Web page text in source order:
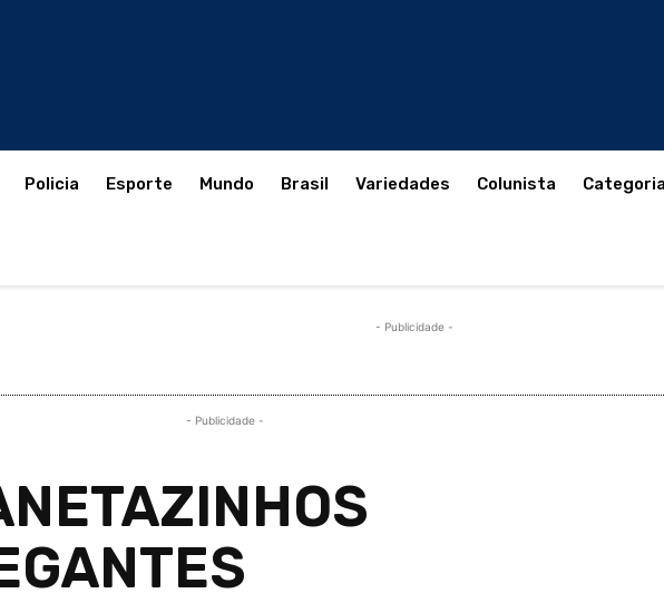
Policia Esporte Mundo Brasil Variedades Colunista
- Publicidade -
- Publicidade -